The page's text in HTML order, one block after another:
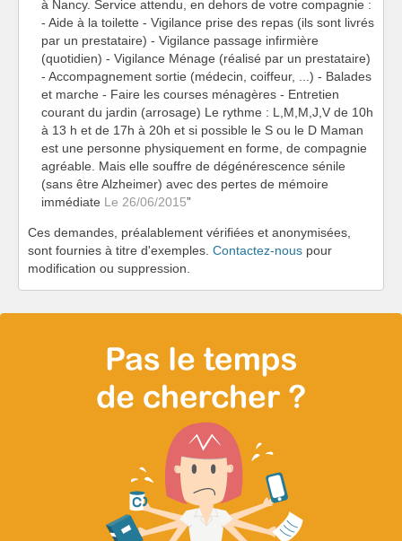
à Nancy. Service attendu, en dehors de votre compagnie :
- Aide à la toilette - Vigilance prise des repas (ils sont livrés
par un prestataire) - Vigilance passage infirmière
(quotidien) - Vigilance Ménage (réalisé par un prestataire)
- Accompagnement sortie (médecin, coiffeur, ...) - Balades
et marche - Faire les courses ménagères - Entretien
courant du jardin (arrosage) Le rythme : L,M,M,J,V de 10h
à 13 h et de 17h à 20h et si possible le S ou le D Maman
est une personne physiquement en forme, de compagnie
agréable. Mais elle souffre de dégénérescence sénile
(sans être Alzheimer) avec des pertes de mémoire
immédiate Le 26/06/2015
Ces demandes, préalablement vérifiées et anonymisées,
sont fournies à titre d'exemples. Contactez-nous pour
modification ou suppression.